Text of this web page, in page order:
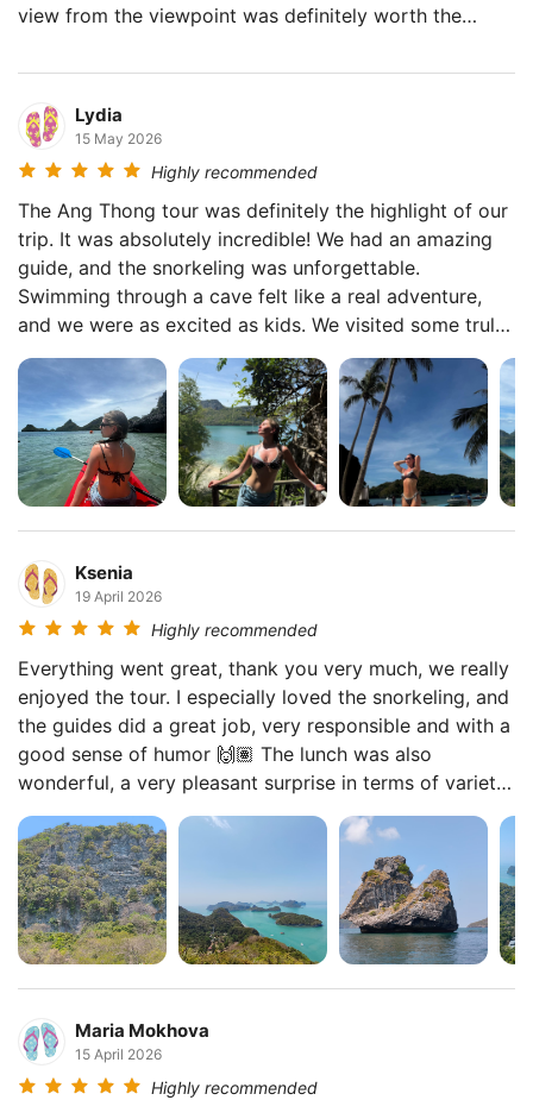
view from the viewpoint was definitely worth the
Lydia
15 May 2026
Highly recommended
The Ang Thong tour was definitely the highlight of our
trip. It was absolutely incredible! We had an amazing
guide, and the snorkeling was unforgettable.
Swimming through a cave felt like a real adventure,
and we were as excited as kids. We visited some truly
beautiful places, and the atmosphere was fantastic
thanks to the guides. We even spotted a monkey on
the way to the viewpoint! The next day we joined the
Koh Tao & Nang Yuan tour, and everyone absolutely
loved it. We snorkeled three or four times, and it was
amazing. We even saw little sharks! 😁 The viewpoint
of everyone, help whenever needed, and genuinely
take care of you as if you were family. Huge respect
to the whole team! 👍🏻
Ksenia
19 April 2026
Highly recommended
Everything went great, thank you very much, we really
enjoyed the tour. I especially loved the snorkeling, and
the guides did a great job, very responsible and with a
good sense of humor 🙌🏽 The lunch was also
wonderful, a very pleasant surprise in terms of variety
and quantity. It’s the first time I’ve seen such a tasty
and generous meal with so many options. Overall, I’m
very satisfied, thank you very much)
Maria Mokhova
15 April 2026
Highly recommended